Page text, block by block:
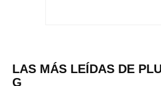
LAS MÁS LEÍDAS DE
G